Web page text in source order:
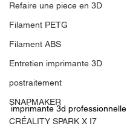
Refaire une piece en 3D
Filament PETG
Filament ABS
Entretien imprimante 3D
postraitement
SNAPMAKER
CRÉALITY SPARK X I7
imprimante 3d professionnelle